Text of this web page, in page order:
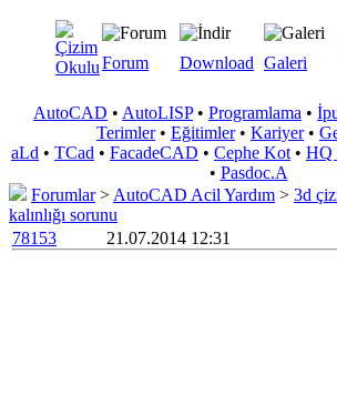
Forum Download Galeri
AutoCAD • AutoLISP• Programlama •
Terimler• Eğitimler• Kariyer•
aLd • TCad • FacadeCAD • Cephe Kot • HQ
• Pasdoc.A
Forumlar> AutoCAD Acil Yardım > 3d
kalınlığı sorunu
78153
21.07.2014 12:31